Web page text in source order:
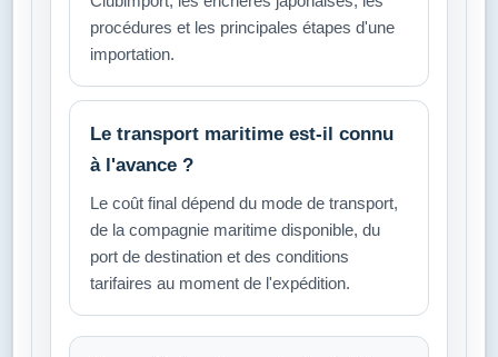
procédures et les principales étapes d'une
importation.
Le transport maritime est-il connu
à l'avance ?
Le coût final dépend du mode de transport,
de la compagnie maritime disponible, du
port de destination et des conditions
tarifaires au moment de l'expédition.